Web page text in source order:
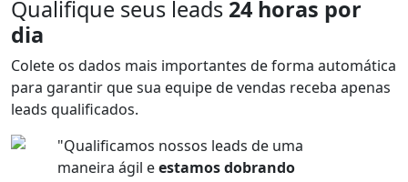
Qualifique seus leads 24 horas por
dia
Colete os dados mais importantes de forma automática
para garantir que sua equipe de vendas receba apenas
leads qualificados.
"Qualificamos nossos leads de uma
maneira ágil eestamos dobrando